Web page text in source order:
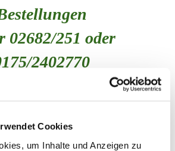
Cookies
um Inhalte und Anzeigen zu
02682/251 oder
2402770